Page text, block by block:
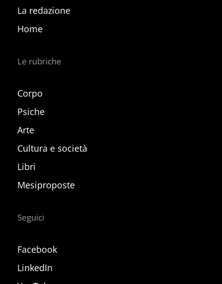
La redazione
Home
Le rubriche
Corpo
Psiche
Arte
Cultura e società
Libri
Mesiproposte
Seguici
Facebook
LinkedIn